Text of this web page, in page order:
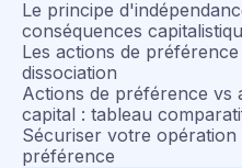
Le principe
conséquences
Les actions de
dissociation
Actions de préférence vs
capital : tableau
Sécuriser votre opération
préférence